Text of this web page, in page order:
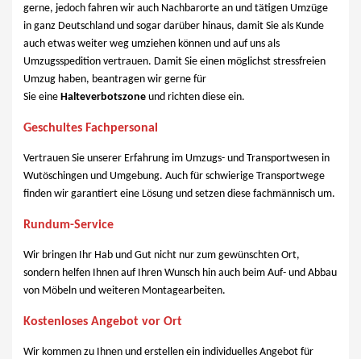
gerne, jedoch fahren wir auch Nachbarorte an und tätigen Umzüge
in ganz Deutschland und sogar darüber hinaus, damit Sie als Kunde
auch etwas weiter weg umziehen können und auf uns als
Umzugsspedition vertrauen. Damit Sie einen möglichst stressfreien
Umzug haben, beantragen wir gerne für
Sie eine Halteverbotszone und richten diese ein.
Geschultes Fachpersonal
Vertrauen Sie unserer Erfahrung im Umzugs- und Transportwesen in
Wutöschingen und Umgebung. Auch für schwierige Transportwege
finden wir garantiert eine Lösung und setzen diese fachmännisch um.
Rundum-Service
Wir bringen Ihr Hab und Gut nicht nur zum gewünschten Ort,
sondern helfen Ihnen auf Ihren Wunsch hin auch beim Auf- und Abbau
von Möbeln und weiteren Montagearbeiten.
Kostenloses Angebot vor Ort
Wir kommen zu Ihnen und erstellen ein individuelles Angebot für